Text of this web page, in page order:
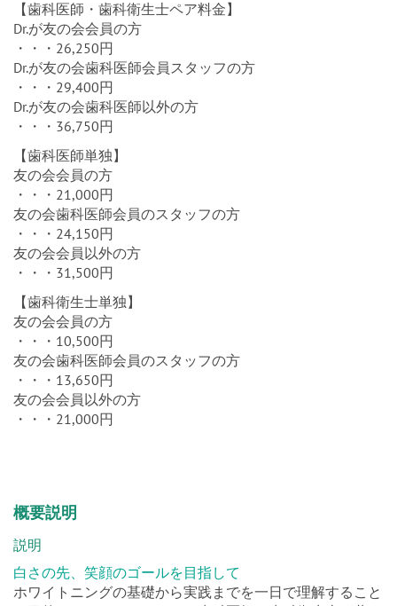
【歯科医師・歯科衛生士ペア料金】
Dr.が友の会会員の方
・・・26,250円
Dr.が友の会歯科医師会員スタッフの方
・・・29,400円
Dr.が友の会歯科医師以外の方
・・・36,750円
【歯科医師単独】
友の会会員の方
・・・21,000円
友の会歯科医師会員のスタッフの方
・・・24,150円
友の会会員以外の方
・・・31,500円
【歯科衛生士単独】
友の会会員の方
・・・10,500円
友の会歯科医師会員のスタッフの方
・・・13,650円
友の会会員以外の方
・・・21,000円
概要説明
説明
白さの先、笑顔のゴールを目指して
ホワイトニングの基礎から実践までを一日で理解すること